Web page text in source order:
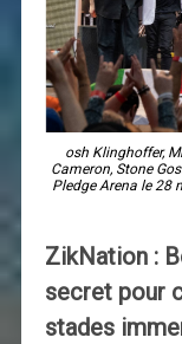
osh Klinghoffer,
Cameron, Stone
Pledge Arena le 28
ZikNation :
secret pour
stades